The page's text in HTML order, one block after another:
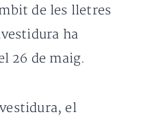
de les lletres
ha
26 de maig.
el